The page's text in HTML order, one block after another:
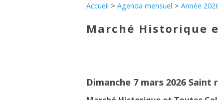
Accueil > Agenda mensuel > Année
Marché Historique
Dimanche 7 mars 2026 Saint